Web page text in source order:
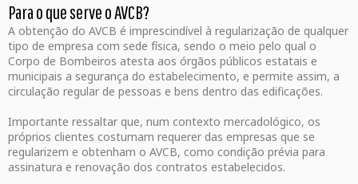
Para o que serve o AVCB?
A obtenção do AVCB é imprescindível à regularização de qualquer
tipo de empresa com sede física, sendo o meio pelo qual o
Corpo de Bombeiros atesta aos órgãos públicos estatais e
municipais a segurança do estabelecimento, e permite assim, a
circulação regular de pessoas e bens dentro das edificações.
Importante ressaltar que, num contexto mercadológico, os
próprios clientes costumam requerer das empresas que se
regularizem e obtenham o AVCB, como condição prévia para
assinatura e renovação dos contratos estabelecidos.